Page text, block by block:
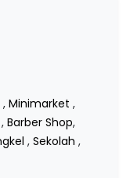
, Minimarket ,
, Barber Shop,
, Sekolah ,